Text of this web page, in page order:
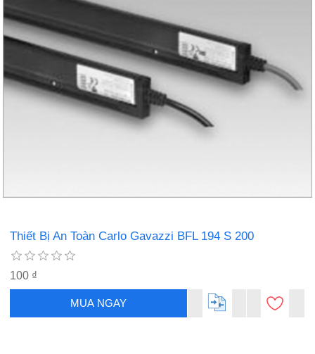
Thiết Bị An Toàn Carlo Gavazzi BFL 194 S 200
100 ₫
MUA NGAY